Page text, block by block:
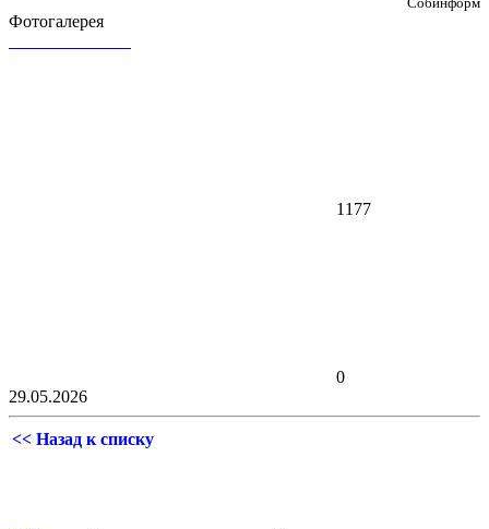
Фотогалерея
1177
0
29.05.2026
<< Назад к списку